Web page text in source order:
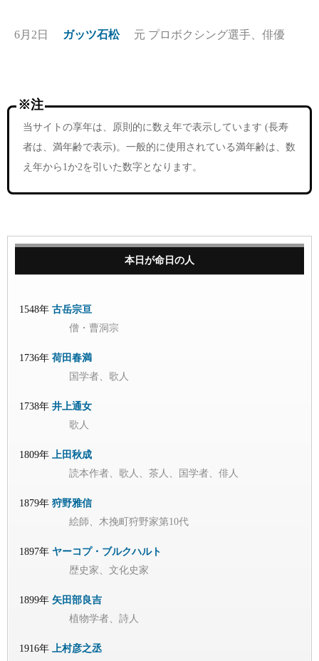
6月2日 ガッツ石松 元 プロボクシング選手、俳優
※注
当サイトの享年は、原則的に数え年で表示しています (長寿
者は、満年齢で表示)。一般的に使用されている満年齢は、数
え年から1か2を引いた数字となります。
本日が命日の人
1548年 古岳宗亘
僧・曹洞宗
1736年 荷田春満
国学者、歌人
1738年 井上通女
歌人
1809年 上田秋成
読本作者、歌人、茶人、国学者、俳人
1879年 狩野雅信
絵師、木挽町狩野家第10代
1897年 ヤーコプ・ブルクハルト
歴史家、文化史家
1899年 矢田部良吉
植物学者、詩人
1916年 上村彦之丞